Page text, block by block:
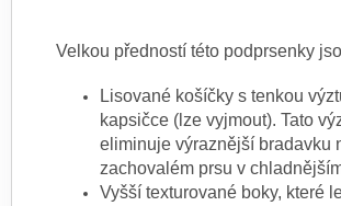
Velkou předností této podprsenky
Lisované košíčky s tenkou
kapsičce (lze vyjmout). Tato
eliminuje výraznější bradavku
zachovalém prsu v
Vyšší texturované boky, které